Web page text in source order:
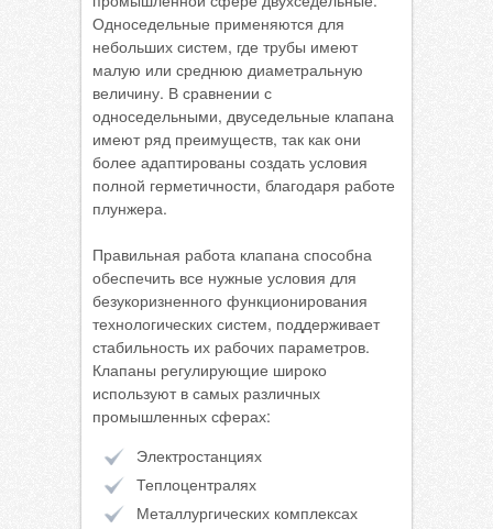
Односедельные применяются для
небольших систем, где трубы имеют
малую или среднюю диаметральную
величину. В сравнении с
односедельными, двуседельные клапана
имеют ряд преимуществ, так как они
более адаптированы создать условия
полной герметичности, благодаря работе
плунжера.
Правильная работа клапана способна
обеспечить все нужные условия для
безукоризненного функционирования
технологических систем, поддерживает
стабильность их рабочих параметров.
Клапаны регулирующие широко
используют в самых различных
промышленных сферах:
Электростанциях
Теплоцентралях
Металлургических комплексах